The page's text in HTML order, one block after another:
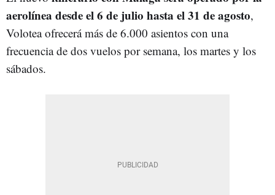
aerolínea desde el 6 de julio hasta el 31 de agosto,
Volotea ofrecerá más de 6.000 asientos con una
frecuencia de dos vuelos por semana, los martes y los
sábados.